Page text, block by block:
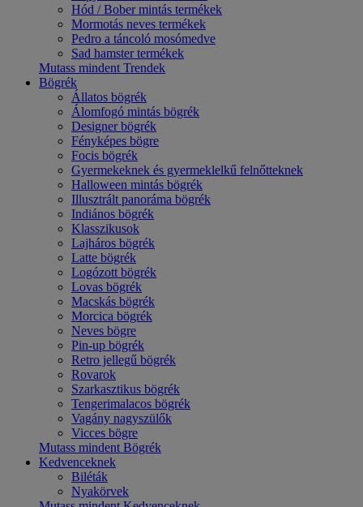
Hód / Bober mintás termékek
Mormotás neves termékek
Pedro a táncoló mosómedve
Sad hamster termékek
Mutass mindent Trendek
Bögrék
Állatos bögrék
Álomfogó mintás bögrék
Designer bögrék
Fényképes bögre
Focis bögrék
Gyermekeknek és gyermeklelkű felnőtteknek
Halloween mintás bögrék
Illusztrált panoráma bögrék
Indiános bögrék
Klasszikusok
Lajháros bögrék
Latte bögrék
Logózott bögrék
Lovas bögrék
Macskás bögrék
Morcica bögrék
Neves bögre
Pin-up bögrék
Retro jellegű bögrék
Rovarok
Szarkasztikus bögrék
Tengerimalacos bögrék
Vagány nagyszülők
Vicces bögre
Mutass mindent Bögrék
Kedvenceknek
Biléták
Nyakörvek